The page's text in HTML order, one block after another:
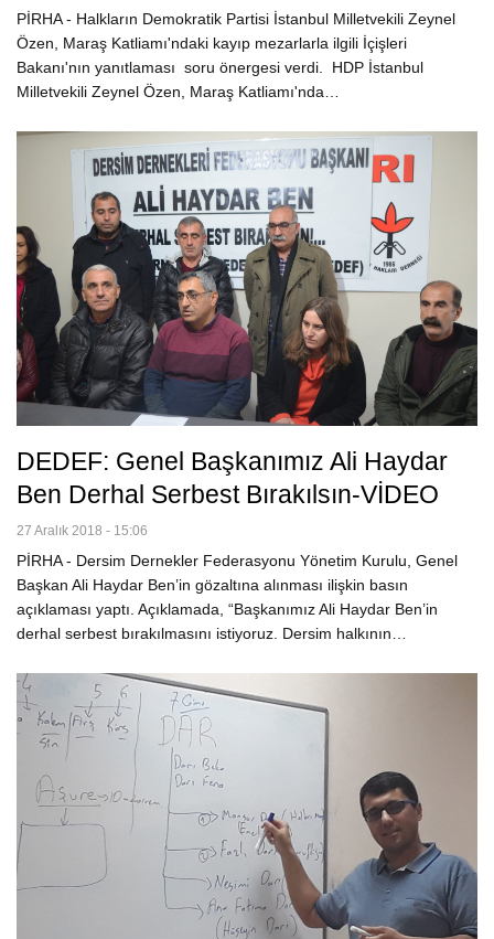
PİRHA - Halkların Demokratik Partisi İstanbul Milletvekili Zeynel
Özen, Maraş Katliamı'ndaki kayıp mezarlarla ilgili İçişleri
Bakanı'nın yanıtlaması soru önergesi verdi. HDP İstanbul
Milletvekili Zeynel Özen, Maraş Katliamı'nda…
DEDEF: Genel Başkanımız Ali Haydar
Ben Derhal Serbest Bırakılsın-VİDEO
27 Aralık 2018 - 15:06
PİRHA - Dersim Dernekler Federasyonu Yönetim Kurulu, Genel
Başkan Ali Haydar Ben’in gözaltına alınması ilişkin basın
açıklaması yaptı. Açıklamada, “Başkanımız Ali Haydar Ben’in
derhal serbest bırakılmasını istiyoruz. Dersim halkının…